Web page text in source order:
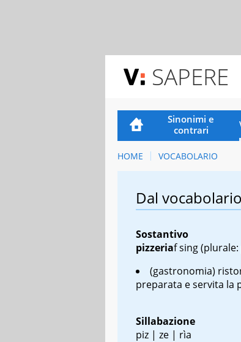
SAPERE
Sinonimi e
contrari
HOME VOCABOLARIO
Dal
Sostantivo
pizzeriaf sing(plurale:
(gastronomia)
preparata e servita la
Sillabazione
piz | ze | rìa